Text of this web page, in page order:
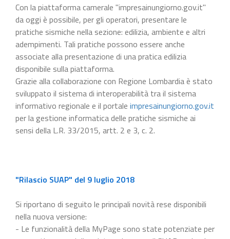
Con la piattaforma camerale "impresainungiorno.gov.it"
da oggi è possibile, per gli operatori, presentare le
pratiche sismiche nella sezione: edilizia, ambiente e altri
adempimenti. Tali pratiche possono essere anche
associate alla presentazione di una pratica edilizia
disponibile sulla piattaforma.
Grazie alla collaborazione con Regione Lombardia è stato
sviluppato il sistema di interoperabilità tra il sistema
informativo regionale e il portale impresainungiorno.gov.it
per la gestione informatica delle pratiche sismiche ai
sensi della L.R. 33/2015, artt. 2 e 3, c. 2.
"Rilascio SUAP" del 9 luglio 2018
Si riportano di seguito le principali novità rese disponibili
nella nuova versione:
- Le funzionalità della MyPage sono state potenziate per